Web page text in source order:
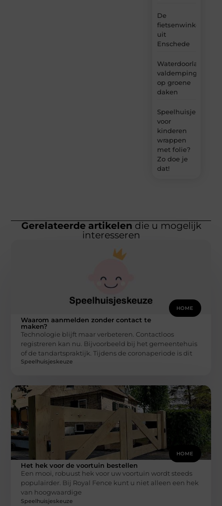
De
fietsenwinkel
uit
Enschede
Waterdoorlatende
valdemping
op groene
daken
Speelhuisje
voor
kinderen
wrappen
met folie?
Zo doe je
dat!
Gerelateerde artikelen die u mogelijk
interesseren
HOME
Waarom aanmelden zonder contact te
maken?
Technologie blijft maar verbeteren. Contactloos
registreren kan nu. Bijvoorbeeld bij het gemeentehuis
of de tandartspraktijk. Tijdens de coronaperiode is dit
Speelhuisjeskeuze
HOME
Het hek voor de voortuin bestellen
Een mooi, robuust hek voor uw voortuin wordt steeds
populairder. Bij Royal Fence kunt u niet alleen een hek
van hoogwaardige
Speelhuisjeskeuze